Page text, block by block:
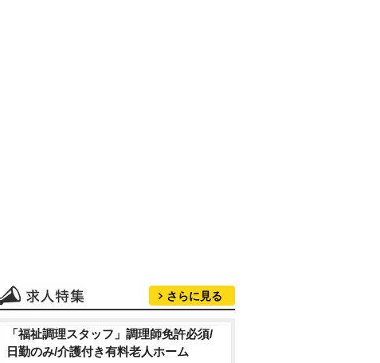
さらに見る
「福祉調理スタッフ」調理師免許必須/
日勤のみ/介護付き有料老人ホーム